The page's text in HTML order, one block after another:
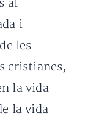
al
i
les
cristianes,
la vida
la vida